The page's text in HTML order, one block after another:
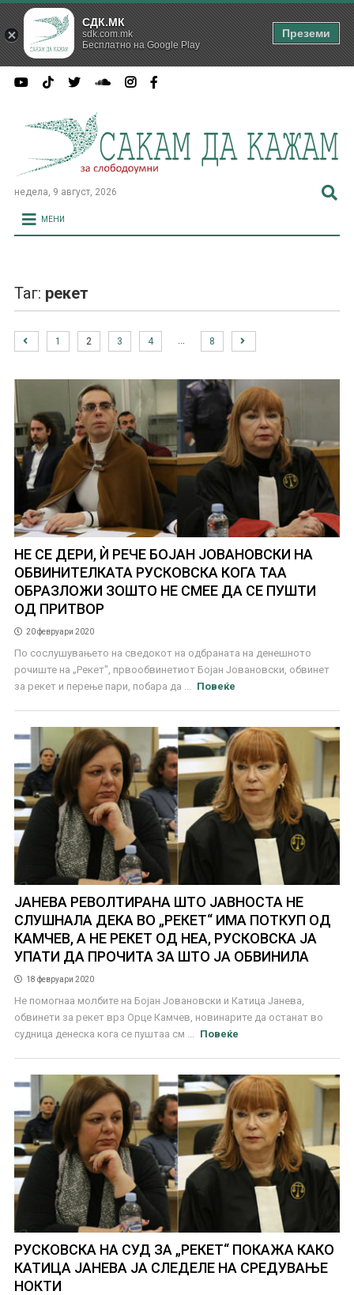
недела, 9 август, 2026
МЕНИ
Таг: рекет
1 2 3 4 8
НЕ СЕ ДЕРИ, Ѝ РЕЧЕ БОЈАН ЈОВАНОВСКИ НА
ОБВИНИТЕЛКАТА РУСКОВСКА КОГА ТАА
ОБРАЗЛОЖИ ЗОШТО НЕ СМЕЕ ДА СЕ ПУШТИ
ОД ПРИТВОР
20 февруари 2020
По сослушувањето на сведокот на одбраната на денешното
рочиште на „Рекет", првообвинетиот Бојан Јовановски, обвинет
за рекет и перење пари, побара да ...
Повеќе
ЈАНЕВА РЕВОЛТИРАНА ШТО ЈАВНОСТА НЕ
СЛУШНАЛА ДЕКА ВО „РЕКЕТ“ ИМА ПОТКУП ОД
КАМЧЕВ, А НЕ РЕКЕТ ОД НЕА, РУСКОВСКА ЈА
УПАТИ ДА ПРОЧИТА ЗА ШТО ЈА ОБВИНИЛА
18 февруари 2020
Не помогнаа молбите на Бојан Јовановски и Катица Јанева,
обвинети за рекет врз Орце Камчев, новинарите да останат во
судница денеска кога се пуштаа см ...
Повеќе
РУСКОВСКА НА СУД ЗА „РЕКЕТ“ ПОКАЖА КАКО
КАТИЦА ЈАНЕВА ЈА СЛЕДЕЛЕ НА СРЕДУВАЊЕ
НОКТИ
СДК.МК
sdk.com.mk
Бесплатно на Google Play
Преземи